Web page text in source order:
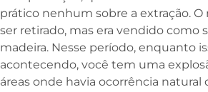
prático nenhum sobre a extração.
ser retirado, mas era vendido como
madeira. Nesse período, enquanto
acontecendo, você tem uma
áreas onde havia ocorrência natural